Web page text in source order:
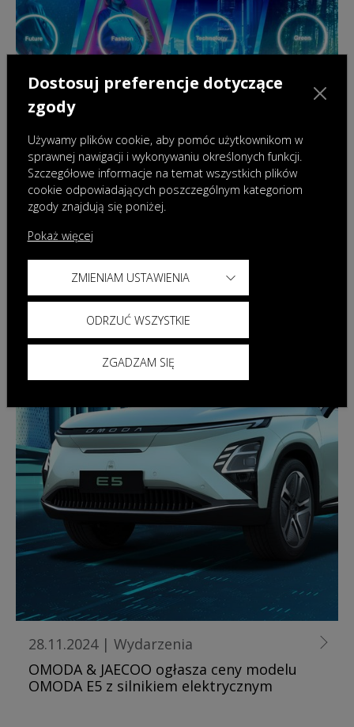
18.12.2024|Wydarzenia
OMODA & JAECOO podsumowuje pierwsze
półrocze działalności na rynku polskim i
28.11.2024 | Wydarzenia
OMODA & JAECOO ogłasza ceny modelu
OMODA E5 z silnikiem elektrycznym
Dostosuj preferencje dotyczące
zgody
Używamy plików cookie, aby pomóc użytkownikom w
sprawnej nawigacji i wykonywaniu określonych funkcji.
Szczegółowe informacje na temat wszystkich plików
cookie odpowiadających poszczególnym kategoriom
zgody znajdują się poniżej.
Pokaż więcej
ZMIENIAM USTAWIENIA
ODRZUĆ WSZYSTKIE
ZGADZAM SIĘ